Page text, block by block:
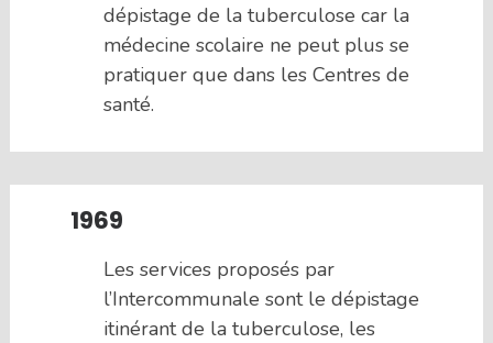
dépistage de la tuberculose car la
médecine scolaire ne peut plus se
pratiquer que dans les Centres de
santé.
1969
Les services proposés par
l’Intercommunale sont le dépistage
itinérant de la tuberculose, les